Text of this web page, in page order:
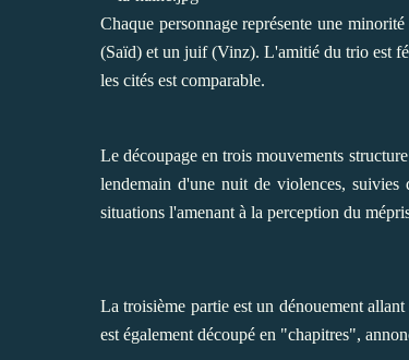
Chaque personnage représente une
(Saïd) et un juif (Vinz). L'amitié du trio est
les cités est comparable.
Le découpage en trois mouvements
lendemain d'une nuit de violences,
situations l'amenant à la perception du
La troisième partie est un dénouement
est également découpé en "chapitres",